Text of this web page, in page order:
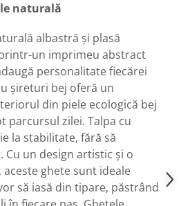
naturală
albastră și plasă
un imprimeu abstract
personalitate fiecărei
șireturi bej oferă un
din piele ecologică bej
parcursul zilei. Talpa cu
la stabilitate, fără să
un design artistic și o
ghete sunt ideale
să iasă din tipare, păstrând